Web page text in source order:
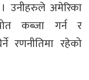
उनीहरुले अमेरिका
कब्जा गर्न र
रणनीतिमा रहेको